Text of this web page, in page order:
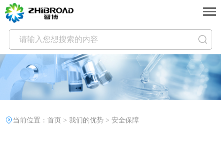
当前位置： 首页 > 我们的优势 > 安全保障